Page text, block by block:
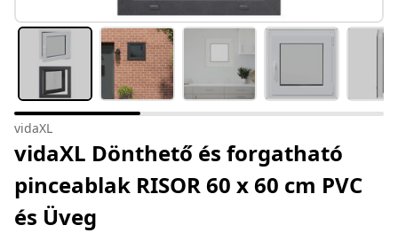
vidaXL
vidaXL Dönthető és forgatható
pinceablak RISOR 60 x 60 cm PVC
és Üveg